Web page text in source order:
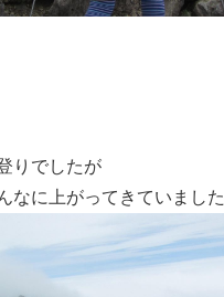
りでしたが
なに上がってきていました